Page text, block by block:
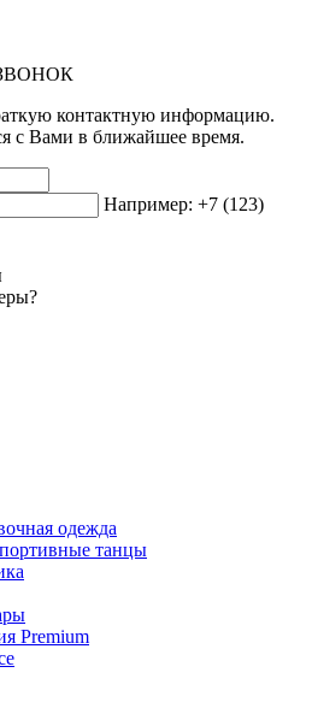
контактную информацию.
с Вами в ближайшее время.
Например: +7 (123)
одежда
танцы
Premium